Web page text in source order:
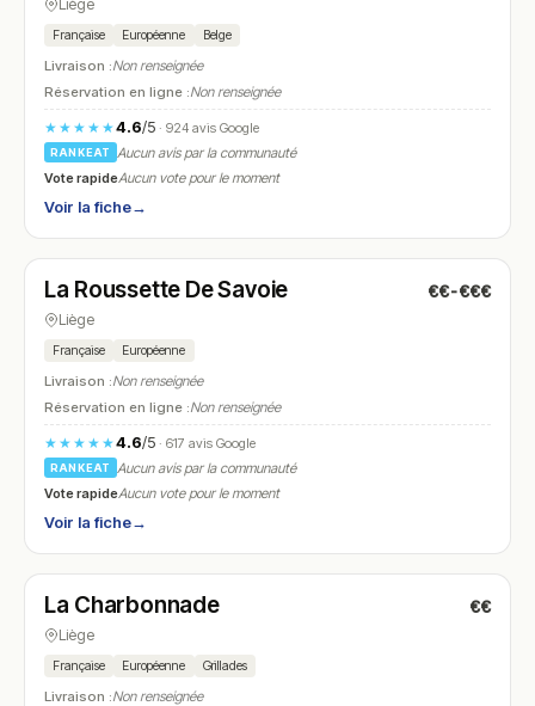
Liège
Française Européenne Belge
Livraison :Non renseignée
Réservation en ligne :Non renseignée
★★★★★4.6/5· 924 avis Google
RANKEAT
Aucun avis par la communauté
Vote rapideAucun vote pour le moment
Voir la fiche→
N° 9
La Roussette De Savoie €€-€€€
Liège
Française Européenne
Livraison :Non renseignée
Réservation en ligne :Non renseignée
★★★★★4.6/5· 617 avis Google
RANKEAT
Aucun avis par la communauté
Vote rapideAucun vote pour le moment
Voir la fiche→
N° 10
La Charbonnade €€
Liège
Française Européenne Grillades
Livraison :Non renseignée